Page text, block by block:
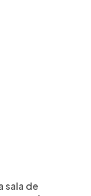
sala de